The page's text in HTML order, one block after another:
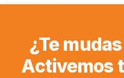
¿Te
Activemos